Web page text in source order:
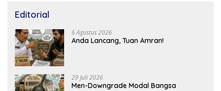
Editorial
6 Agustus 2026
Anda Lancang, Tuan Amran!
29 Juli 2026
Men-Downgrade Modal Bangsa